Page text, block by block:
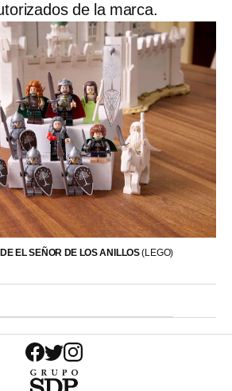
de la marca.
EL SEÑOR DE LOS ANILLOS(LEGO)